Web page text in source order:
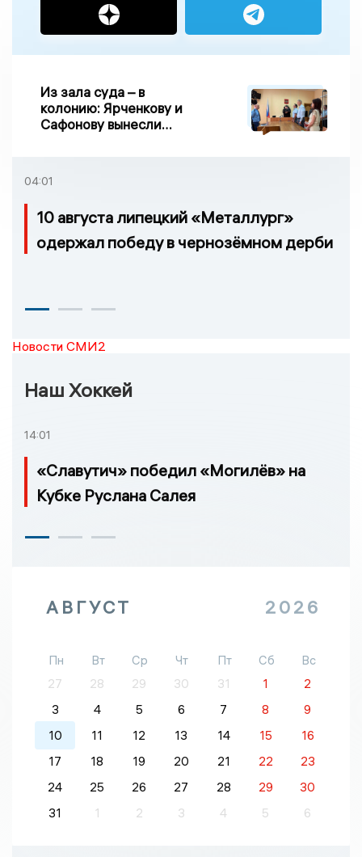
Из зала суда – в
колонию: Ярченкову и
Сафонову вынесли
04:01
10 августа липецкий «Металлург»
одержал победу в чернозёмном дерби
Новости СМИ2
Наш Хоккей
14:01
«Славутич» победил «Могилёв» на
Кубке Руслана Салея
АВГУСТ 2026
Пн Вт Ср Чт Пт Сб
Вс
27
28 29 30 31 1
2
3
4 5 6 7 8
9
10
11 12 13 14 15
16
17
18 19 20 21 22
23
24
25 26 27 28 29
30
31
1 2 3 4 5 6